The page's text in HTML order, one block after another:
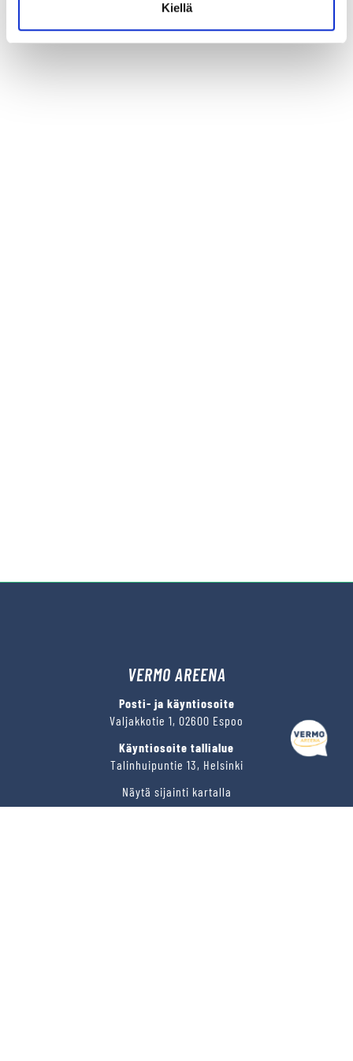
Kiellä
VERMO AREENA
Posti- ja käyntiosoite
Valjakkotie 1, 02600 Espoo
Käyntiosoite tallialue
Talinhuipuntie 13, Helsinki
Näytä sijainti kartalla